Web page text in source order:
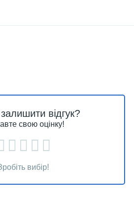
відгук?
свою оцінку!
вибір!